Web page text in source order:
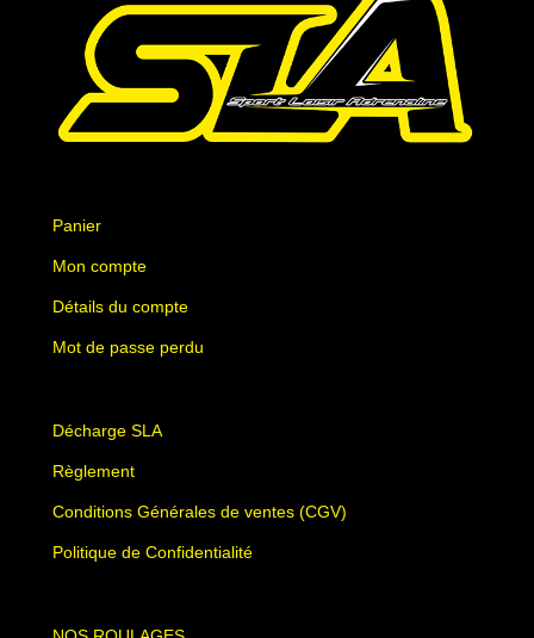
Panier
Mon compte
Détails du compte
Mot de passe perdu
Décharge SLA
Règlement
Conditions Générales de ventes (CGV)
Politique de Confidentialité